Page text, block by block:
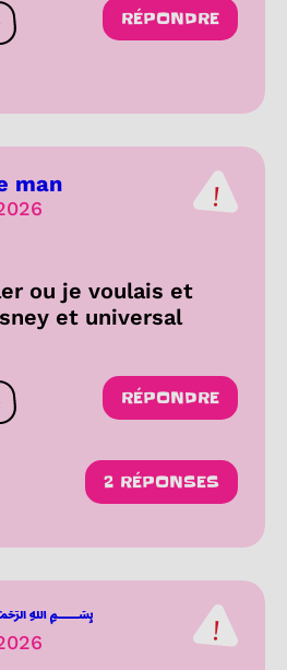
les réactions
RÉPONDRE
man
ou je voulais et
et universal
les réactions
RÉPONDRE
2 RÉPONSES